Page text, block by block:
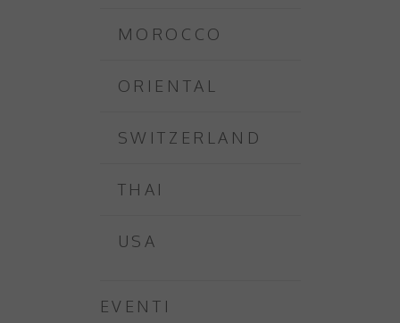
MOROCCO
ORIENTAL
SWITZERLAND
THAI
USA
EVENTI